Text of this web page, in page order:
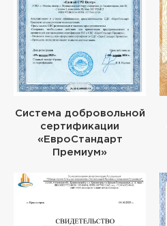
Система добровольной
сертификации
«ЕвроСтандарт
Премиум»